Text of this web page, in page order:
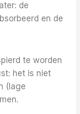
de
en de
te worden
het is niet
(lage